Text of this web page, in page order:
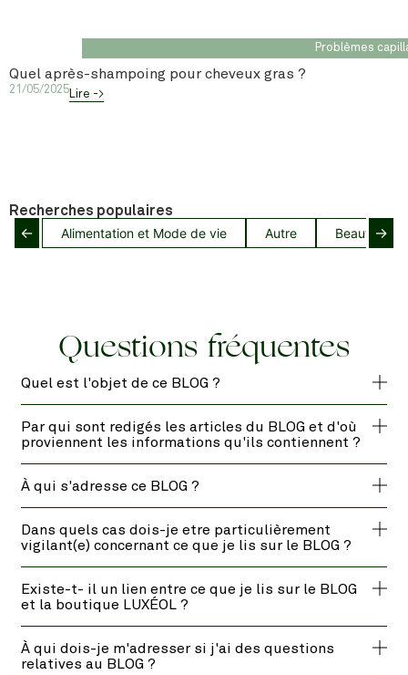
Problèmes
Quel après-shampoing pour cheveux gras ?
21/05/2025Lire ->
Recherches populaires
← Alimentation et Mode de vie Autre Beauté→
Questions fréquentes
Quel est l'objet de ce BLOG ?
Par qui sont redigés les articles du BLOG et d'où
proviennent les informations qu'ils contiennent ?
À qui s'adresse ce BLOG ?
Dans quels cas dois-je etre particulièrement
vigilant(e) concernant ce que je lis sur le BLOG ?
Existe-t- il un lien entre ce que je lis sur le BLOG
et la boutique LUXÉOL ?
À qui dois-je m'adresser si j'ai des questions
relatives au BLOG ?